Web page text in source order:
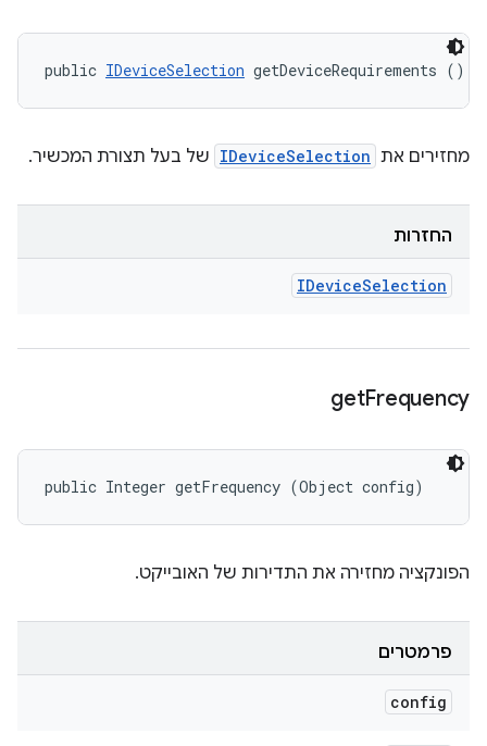
public IDeviceSelection getDeviceRequirements ()
מחזירים את IDeviceSelection של בעל תצורת המכשיר.
החזרות
IDeviceSelection
getFrequency
public Integer getFrequency (Object config)
הפונקציה מחזירה את התדירות של האובייקט.
פרמטרים
config